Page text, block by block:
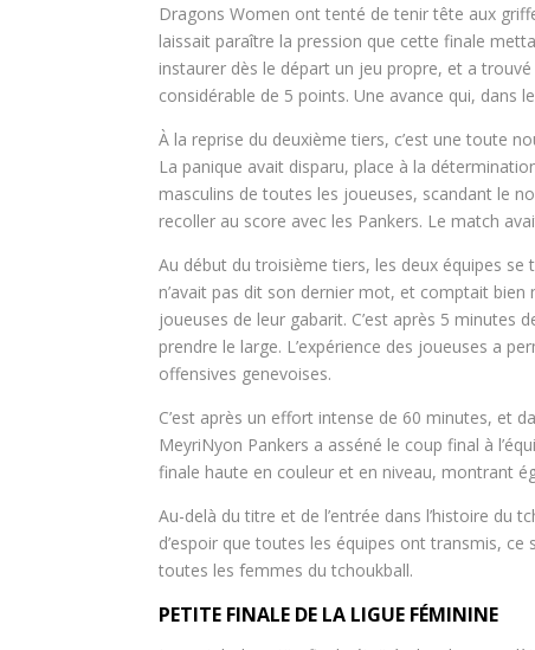
Dragons Women ont tenté de tenir tête aux
laissait paraître la pression que cette finale
instaurer dès le départ un jeu propre, et a
considérable de 5 points. Une avance qui, dans
À la reprise du deuxième tiers, c’est une toute
La panique avait disparu, place à la
masculins de toutes les joueuses, scandant le
recoller au score avec les Pankers. Le match
Au début du troisième tiers, les deux équipes
n’avait pas dit son dernier mot, et comptait
joueuses de leur gabarit. C’est après 5
prendre le large. L’expérience des joueuses a
offensives genevoises.
C’est après un effort intense de 60 minutes, et
MeyriNyon Pankers a asséné le coup final à
finale haute en couleur et en niveau, montrant
Au-delà du titre et de l’entrée dans l’histoire du
d’espoir que toutes les équipes ont transmis,
toutes les femmes du tchoukball.
PETITE FINALE DE LA LIGUE FÉMININE